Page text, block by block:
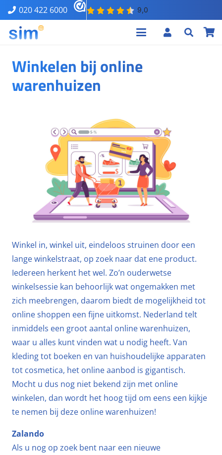
020 422 6000
Winkelen bij online
warenhuizen
Winkel in, winkel uit, eindeloos struinen door een
lange winkelstraat, op zoek naar dat ene product.
Iedereen herkent het wel. Zo’n ouderwetse
winkelsessie kan behoorlijk wat ongemakken met
zich meebrengen, daarom biedt de mogelijkheid tot
online shoppen een fijne uitkomst. Nederland telt
inmiddels een groot aantal online warenhuizen,
waar u alles kunt vinden wat u nodig heeft. Van
kleding tot boeken en van huishoudelijke apparaten
tot cosmetica, het online aanbod is gigantisch.
Mocht u dus nog niet bekend zijn met online
winkelen, dan wordt het hoog tijd om eens een kijkje
te nemen bij deze online warenhuizen!
Zalando
Als u nog op zoek bent naar een nieuwe